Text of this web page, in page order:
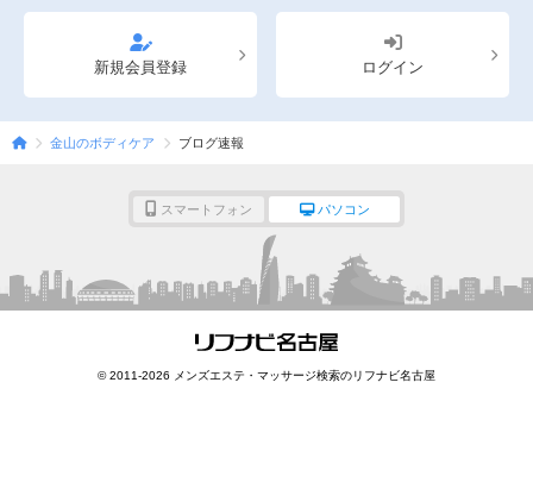
ペアルームあり シャワー室完備
フットバスあり
専用駐車場あり 有資格者在籍
日本人スタッフのみ
Ｗセラピスト
こだわり条件を変更
新規会員登録 ログイン
金山のボディケア ブログ速報
スマートフォン パソコン
© 2011-2026 メンズエステ・マッサージ検索のリフナビ名古屋